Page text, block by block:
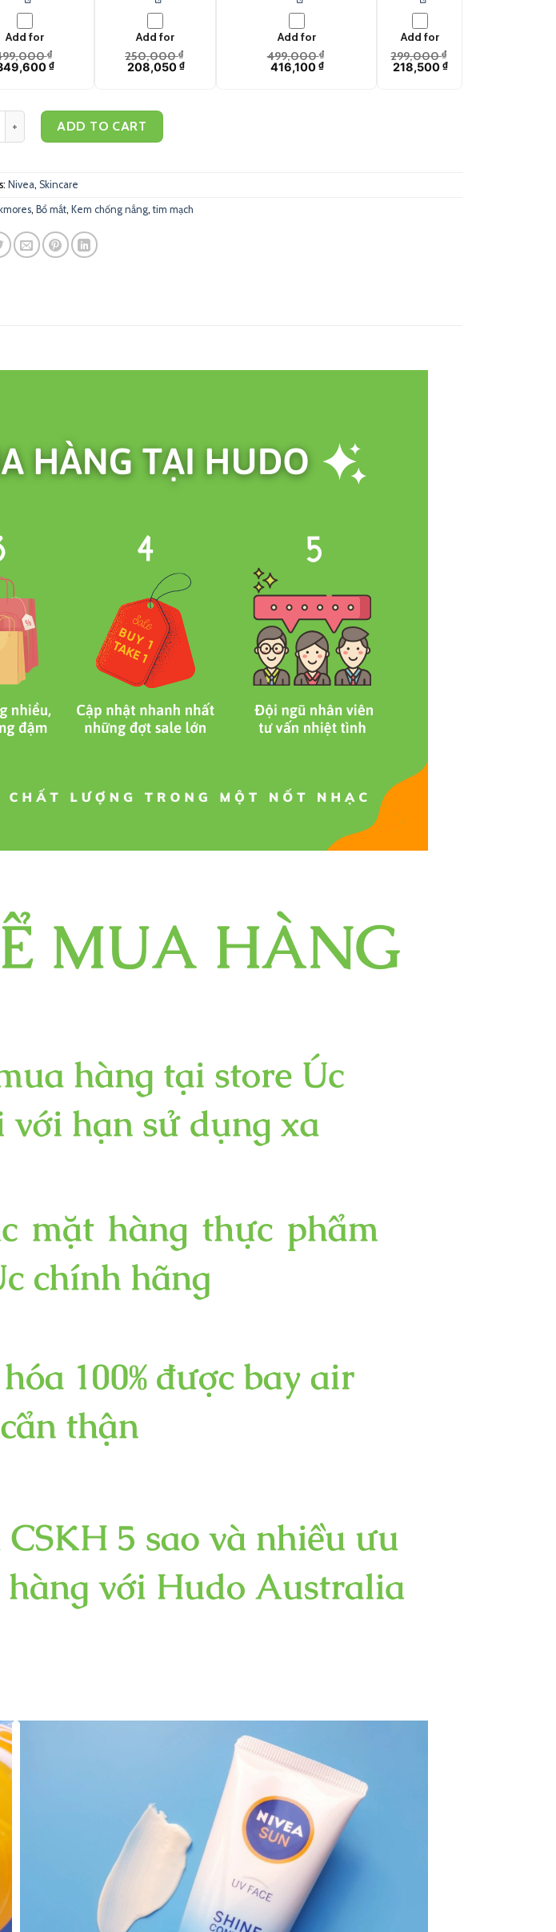
Add for
₫
₫
Add for
250,000₫
208,050 ₫
Add for
499,000₫
416,100 ₫
Add for
299,000₫
218,500 ₫
nắng Nivea Sun SPF 50+ UV Face Shine Control 50ml quantity
ADD TO CART
Nivea, Skincare
, Bổ mắt, Kem chống nắng,tim mạch